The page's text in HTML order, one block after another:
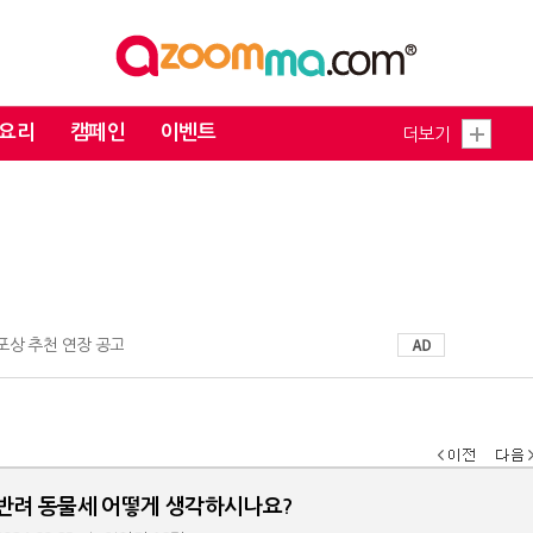
리 캠페인 이벤트 더보기
상 추천 연장 공고
려 동물세 어떻게 생각하시나요?